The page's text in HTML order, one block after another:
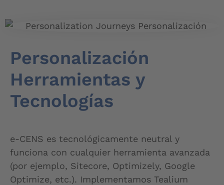
Personalización
Herramientas y
Tecnologías
e-CENS es tecnológicamente neutral y
funciona con cualquier herramienta avanzada
(por ejemplo, Sitecore, Optimizely, Google
Optimize, etc.). Implementamos Tealium